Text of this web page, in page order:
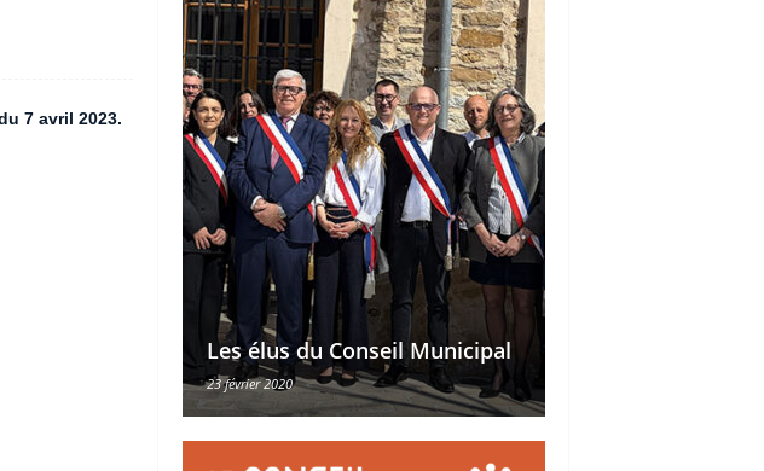
7 avril 2023.
Les élus du Conseil Municipal
23 février 2020